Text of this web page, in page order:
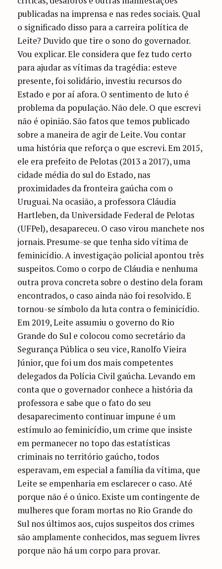
publicadas na imprensa e nas redes sociais. Qual
o significado disso para a carreira política de
Leite? Duvido que tire o sono do governador.
Vou explicar. Ele considera que fez tudo certo
para ajudar as vítimas da tragédia: esteve
presente, foi solidário, investiu recursos do
Estado e por aí afora. O sentimento de luto é
problema da população. Não dele. O que escrevi
não é opinião. São fatos que temos publicado
sobre a maneira de agir de Leite. Vou contar
uma história que reforça o que escrevi. Em 2015,
ele era prefeito de Pelotas (2013 a 2017), uma
cidade média do sul do Estado, nas
proximidades da fronteira gaúcha com o
Uruguai. Na ocasião, a professora Cláudia
Hartleben, da Universidade Federal de Pelotas
(UFPel), desapareceu. O caso virou manchete nos
jornais. Presume-se que tenha sido vítima de
feminicídio. A investigação policial apontou três
suspeitos. Como o corpo de Cláudia e nenhuma
outra prova concreta sobre o destino dela foram
encontrados, o caso ainda não foi resolvido. E
tornou-se símbolo da luta contra o feminicídio.
Em 2019, Leite assumiu o governo do Rio
Grande do Sul e colocou como secretário da
Segurança Pública o seu vice, Ranolfo Vieira
Júnior, que foi um dos mais competentes
delegados da Polícia Civil gaúcha. Levando em
conta que o governador conhece a história da
professora e sabe que o fato do seu
desaparecimento continuar impune é um
estímulo ao feminicídio, um crime que insiste
em permanecer no topo das estatísticas
criminais no território gaúcho, todos
esperavam, em especial a família da vítima, que
Leite se empenharia em esclarecer o caso. Até
porque não é o único. Existe um contingente de
mulheres que foram mortas no Rio Grande do
Sul nos últimos aos, cujos suspeitos dos crimes
são amplamente conhecidos, mas seguem livres
porque não há um corpo para provar.